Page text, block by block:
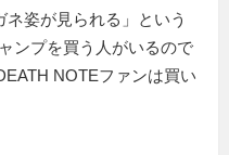
姿が見られる」という
ンプを買う人がいるので
NOTEファンは買い